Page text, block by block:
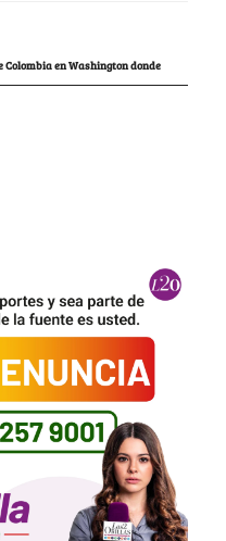
Colombia en Washington donde